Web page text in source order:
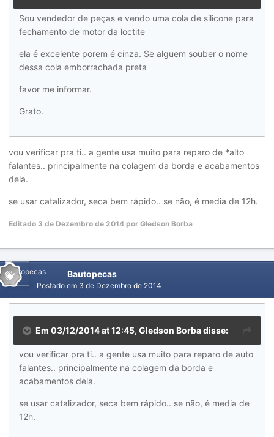
Sou vendedor de peças e vendo uma cola de silicone para
fechamento de motor da loctite
ela é excelente porem é cinza. Se alguem souber o nome
dessa cola emborrachada preta
favor me informar.
Grato.
vou verificar pra ti.. a gente usa muito para reparo de *alto
falantes.. principalmente na colagem da borda e acabamentos
dela.
se usar catalizador, seca bem rápido.. se não, é media de 12h.
Editado 3 de Dezembro de 2014 por Gledson Borba
Bautopecas
Postado em 3 de Dezembro de 2014
Em 03/12/2014 at 12:45, Gledson Borba disse:
vou verificar pra ti.. a gente usa muito para reparo de auto
falantes.. principalmente na colagem da borda e
acabamentos dela.
se usar catalizador, seca bem rápido.. se não, é media de
12h.